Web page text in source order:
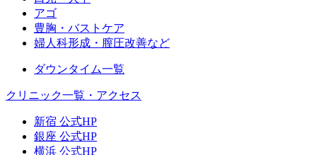
アゴ
豊胸・バストケア
婦人科形成・膣圧改善など
ダウンタイム一覧
クリニック一覧・アクセス
新宿 公式HP
銀座 公式HP
横浜 公式HP